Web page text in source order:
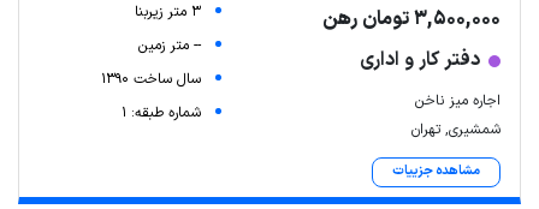
3,500,000 تومان رهن
دفتر کار و اداری
اجاره میز ناخن
شمشیری, تهران
مشاهده جزییات
3 متر زیربنا
-- متر زمین
سال ساخت 1390
شماره طبقه: 1